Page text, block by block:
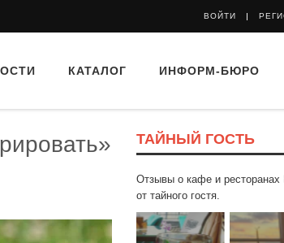
ВОЙТИ
КАТАЛОГ ИНФОРМ-БЮРО
ТАЙНЫЙ ГОСТЬ
Отзывы о кафе и ресторанах
от тайного гостя.